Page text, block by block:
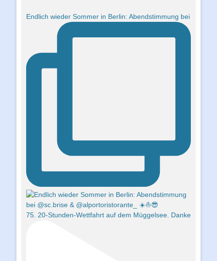
Endlich wieder Sommer in Berlin: Abendstimmung bei
75. 20-Stunden-Wettfahrt auf dem Müggelsee. Danke